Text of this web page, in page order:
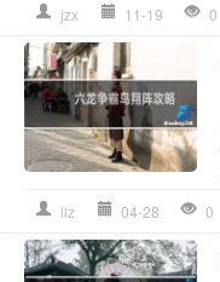
jzx 11-19 0
llz 04-28 0